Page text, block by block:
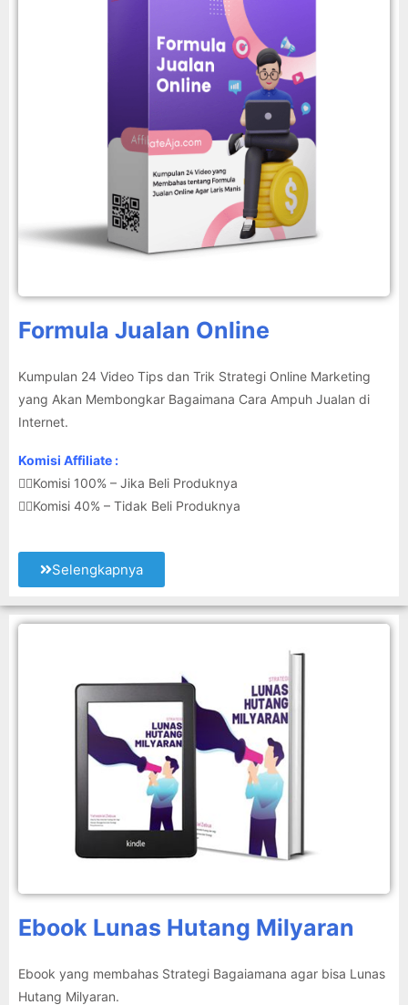
Formula Jualan Online
Kumpulan 24 Video Tips dan Trik Strategi Online Marketing
yang Akan Membongkar Bagaimana Cara Ampuh Jualan di
Internet.
Komisi Affiliate :
👉🏽Komisi 100% – Jika Beli Produknya
👉🏽Komisi 40% – Tidak Beli Produknya
Selengkapnya
Ebook Lunas Hutang Milyaran
Ebook yang membahas Strategi Bagaiamana agar bisa Lunas
Hutang Milyaran.